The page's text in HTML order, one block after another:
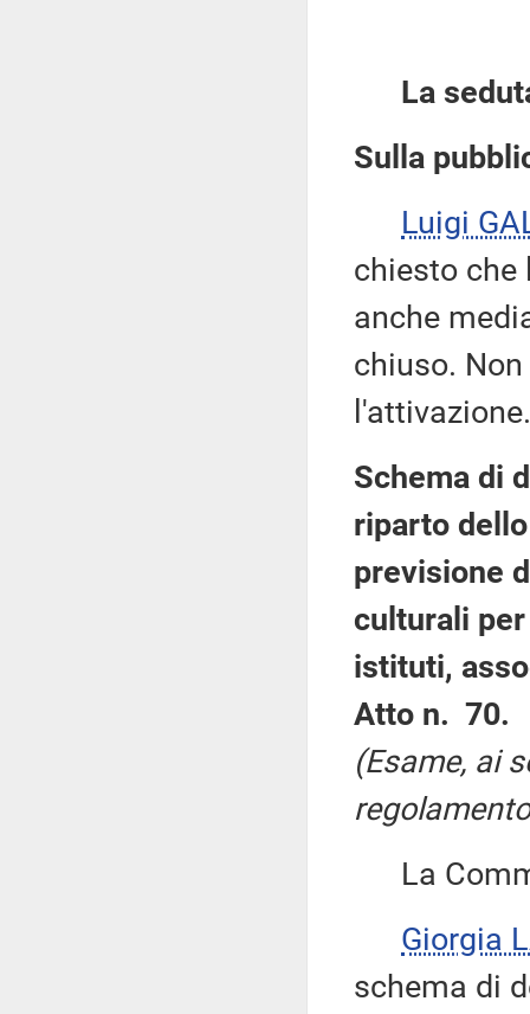
La
Sulla
Luigi
chiesto che
anche
chiuso.
l'attivazione.
Schema di
riparto
previsione
culturali
istituti,
Atto n. 70.
(Esame, ai
La
Giorgia
schema di